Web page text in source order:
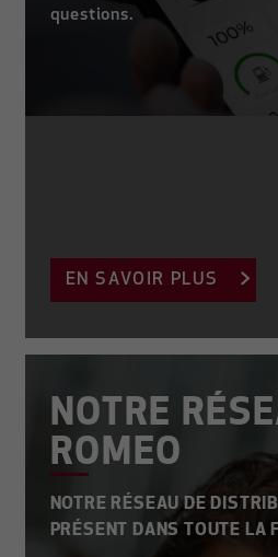
questions.
EN SAVOIR PLUS
NOTRE
ROMEO
NOTRE RÉSEAU DE
PRÉSENT DANS TOUTE LA